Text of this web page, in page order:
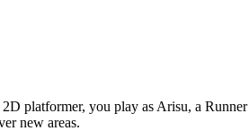
platformer, you play as Arisu, a Runner
new areas.